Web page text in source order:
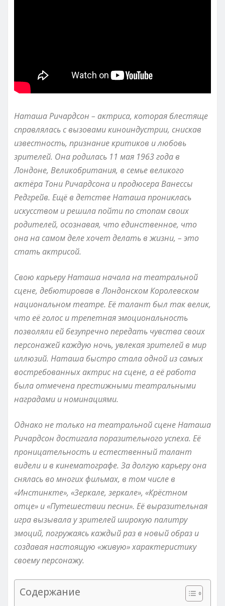
Наташа Ричардсон – актриса, которая блестяще
справлялась с вызовами киноиндустрии, снискав
известность, признание критиков и любовь
зрителей. Она родилась 11 мая 1963 года в
Лондоне, Великобритания, в семье великого
актёра Тони Ричардсона и продюсера Ванессы
Редгрейв. Ещё в детстве Наташа прониклась
искусством и решила пойти по стопам своих
родителей, осознавая, что единственное, что
она на самом деле хочет делать в жизни, – это
стать актрисой.
Свою карьеру Наташа начала на театральной
сцене, дебютировав в Лондонском Королевском
национальном театре. Её талант был так велик,
что её голос и трепетная эмоциональность
позволяли ей безупречно передать чувства своих
персонажей каждую ночь, увлекая зрителей в мир
иллюзий. Наташа быстро стала одной из самых
востребованных актрис на сцене, а её работа
была отмечена престижными театральными
наградами и номинациями.
Однако не только на театральной сцене Наташа
Ричардсон достигала поразительного успеха. Её
проницательность и естественный талант
видели и в кинематографе. За долгую карьеру она
снялась во многих фильмах, в том числе в
«Инстинкте», «Зеркале, зеркале», «Крёстном
отце» и «Путешествии песни». Её выразительная
игра вызывала у зрителей широкую палитру
эмоций, погружаясь каждый раз в новый образ и
создавая настоящую «живую» характеристику
своему персонажу.
Содержание